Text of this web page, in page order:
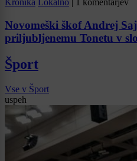
Kronika Lokalno | 1 komentarjev
Novomeški škof Andrej
priljubljenemu Tonetu v
Šport
Vse v Šport
uspeh